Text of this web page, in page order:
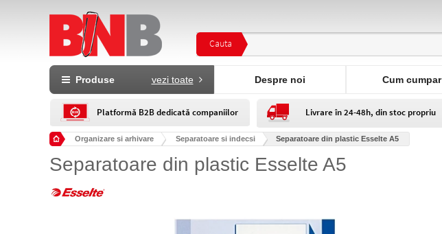
Cauta
Produse vezi toate Despre noi Cum cumpar
Platformă B2B dedicată companiilor Livrare în 24-48h, din stoc propriu
Organizare si arhivare Separatoare si indecsi Separatoare din plastic Esselte A5
Separatoare din plastic Esselte A5